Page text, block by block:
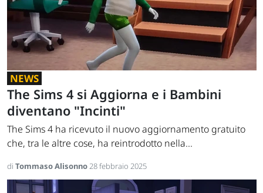
NEWS
The Sims 4 si Aggiorna e i Bambini
diventano "Incinti"
The Sims 4 ha ricevuto il nuovo aggiornamento gratuito
che, tra le altre cose, ha reintrodotto nella...
di Tommaso Alisonno28 febbraio 2025